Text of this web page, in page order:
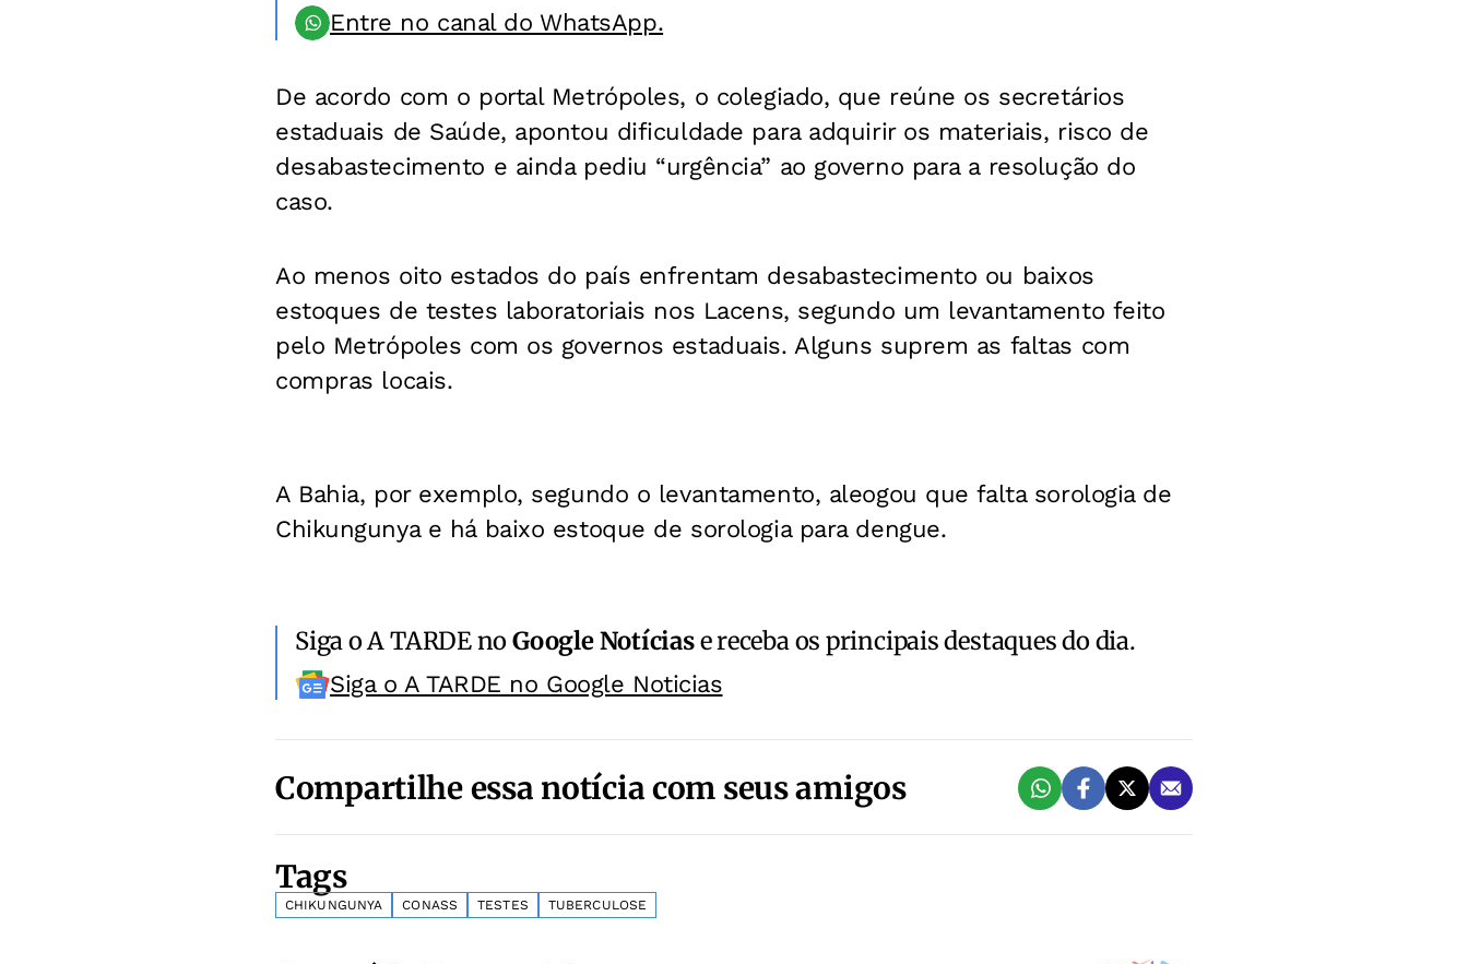
Entre no canal do WhatsApp.
De acordo com o portal Metrópoles, o colegiado, que reúne os secretários
estaduais de Saúde, apontou dificuldade para adquirir os materiais, risco de
desabastecimento e ainda pediu “urgência” ao governo para a resolução do
caso.
Ao menos oito estados do país enfrentam desabastecimento ou baixos
estoques de testes laboratoriais nos Lacens, segundo um levantamento feito
pelo Metrópoles com os governos estaduais. Alguns suprem as faltas com
compras locais.
A Bahia, por exemplo, segundo o levantamento, aleogou que falta sorologia de
Chikungunya e há baixo estoque de sorologia para dengue.
Siga o A TARDE noGoogle Notíciase receba os principais destaques do dia.
Siga o A TARDE no Google Noticias
Compartilhe essa notícia com seus amigos
Tags
CHIKUNGUNYA CONASS TESTES TUBERCULOSE